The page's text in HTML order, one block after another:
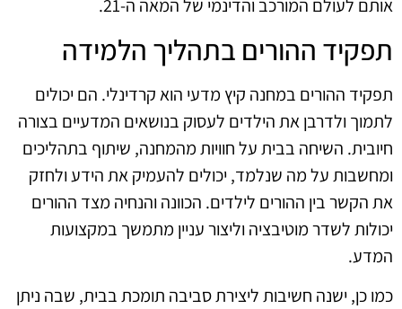
אותם לעולם המורכב והדינמי של המאה ה-21.
תפקיד ההורים בתהליך הלמידה
תפקיד ההורים במחנה קיץ מדעי הוא קרדינלי. הם יכולים
לתמוך ולדרבן את הילדים לעסוק בנושאים המדעיים בצורה
חיובית. השיחה בבית על חוויות מהמחנה, שיתוף בתהליכים
ומחשבות על מה שנלמד, יכולים להעמיק את הידע ולחזק
את הקשר בין ההורים לילדים. הכוונה והנחיה מצד ההורים
יכולות לשדר מוטיבציה וליצור עניין מתמשך במקצועות
המדע.
כמו כן, ישנה חשיבות ליצירת סביבה תומכת בבית, שבה ניתן